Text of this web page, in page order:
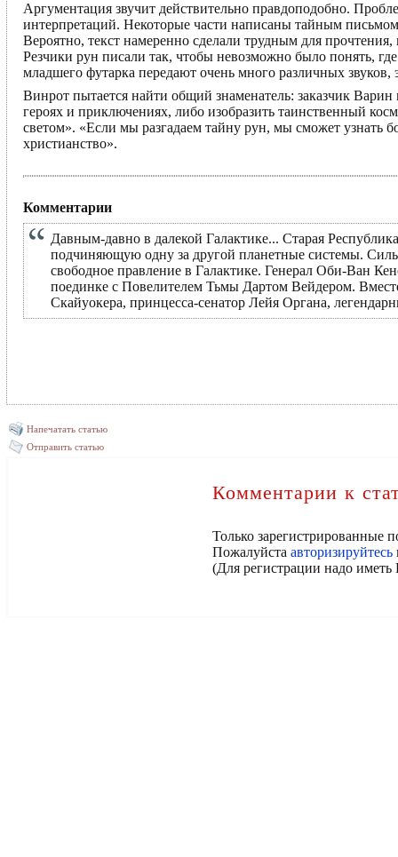
Аргументация звучит действительно правдоподобно.
интерпретаций. Некоторые части написаны тайным
Вероятно, текст намеренно сделали трудным для
Резчики рун писали так, чтобы невозможно было понять,
младшего футарка передают очень много различных
Винрот пытается найти общий знаменатель: заказчик
героях и приключениях, либо изобразить таинственный
светом». «Если мы разгадаем тайну рун, мы сможет узнать
христианство».
Комментарии
Давным-давно в далекой Галактике... Старая
подчиняющую одну за другой планетные системы.
свободное правление в Галактике. Генерал Оби-Ван
поединке с Повелителем Тьмы Дартом Вейдером.
Скайуокера, принцесса-сенатор Лейя Органа,
Напечатать статью
Отправить статью
Комментарии к
Только зарегистрированные
Пожалуйста авторизируйтесь
(Для регистрации надо